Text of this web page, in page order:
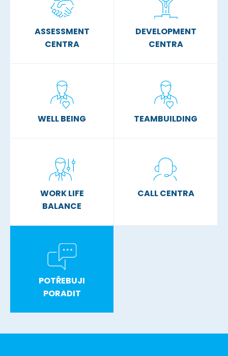
ASSESSMENT
CENTRA
DEVELOPMENT
CENTRA
WELL BEING TEAMBUILDING
WORK LIFE
BALANCE
CALL CENTRA
POTŘEBUJI
PORADIT